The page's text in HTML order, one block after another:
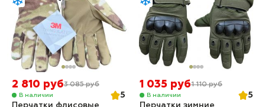
2 810 руб3 085 руб
В наличии
5
Перчатки флисовые
1 035 руб1 110 руб
В наличии
5
Перчатки зимние